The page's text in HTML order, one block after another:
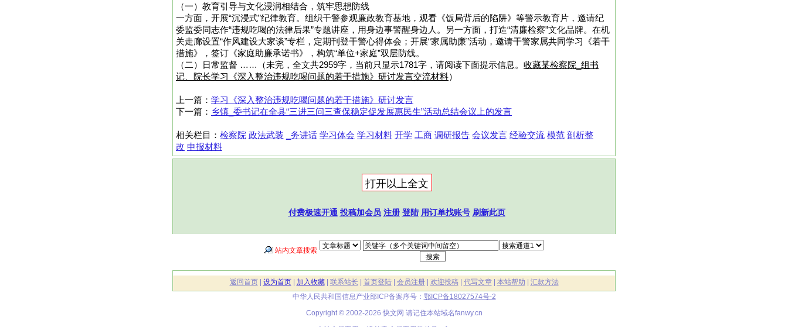
（一）教育引导与文化浸润相结合，筑牢思想防线
一方面，开展“沉浸式”纪律教育。组织干警参观廉政教育基地，观看《饭局背后的陷阱》等警示教育片，邀请纪
委监委同志作“违规吃喝的法律后果”专题讲座，用身边事警醒身边人。另一方面，打造“清廉检察”文化品牌。在机
关走廊设置“作风建设大家谈”专栏，定期刊登干警心得体会；开展“家属助廉”活动，邀请干警家属共同学习《若干
措施》，签订《家庭助廉承诺书》，构筑“单位+家庭”双层防线。
（二）日常监督 ……（未完，全文共2959字，当前只显示1781字，请阅读下面提示信息。 收藏某检察院_组书
记、院长学习《深入整治违规吃喝问题的若干措施》研讨发言交流材料）
上一篇： 学习《深入整治违规吃喝问题的若干措施》研讨发言
下一篇： 乡镇_委书记在全县“三进三问三查保稳定促发展惠民生”活动总结会议上的发言
相关栏目： 检察院 政法武装 _务讲话 学习体会 学习材料 开学 工商 调研报告 会议发言 经验交流 模范 剖析整
改 申报材料
付费极速开通 投稿加会员 注册 登陆 用订单找账号 刷新此页
站内文章搜索
返回首页| 设为首页| 加入收藏| 联系站长 首页登陆| 会员注册| 欢迎投稿 代写文章| 本站帮助
汇款方法
中华人民共和国信息产业部ICP备案序号： 鄂ICP备18027574号-2
Copyright © 2002-2026 快文网 请记住本站域名fanwy.cn